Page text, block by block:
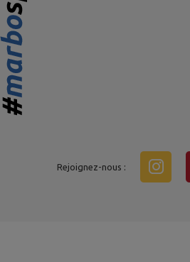
Rejoignez-nous :